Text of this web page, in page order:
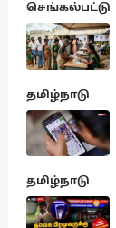
செங்கல்பட்டு
தமிழ்நாடு
தமிழ்நாடு